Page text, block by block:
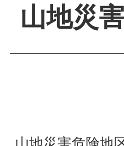
山地災